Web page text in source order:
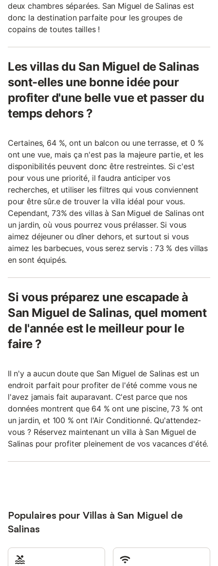
deux chambres séparées. San Miguel de Salinas est
donc la destination parfaite pour les groupes de
copains de toutes tailles !
Les villas du San Miguel de Salinas
sont-elles une bonne idée pour
profiter d'une belle vue et passer du
temps dehors ?
Certaines, 64 %, ont un balcon ou une terrasse, et 0 %
ont une vue, mais ça n'est pas la majeure partie, et les
disponibilités peuvent donc être restreintes. Si c'est
pour vous une priorité, il faudra anticiper vos
recherches, et utiliser les filtres qui vous conviennent
pour être sûr.e de trouver la villa idéal pour vous.
Cependant, 73% des villas à San Miguel de Salinas ont
un jardin, où vous pourrez vous prélasser. Si vous
aimez déjeuner ou dîner dehors, et surtout si vous
aimez les barbecues, vous serez servis : 73 % des villas
en sont équipés.
Si vous préparez une escapade à
San Miguel de Salinas, quel moment
de l'année est le meilleur pour le
faire ?
Il n'y a aucun doute que San Miguel de Salinas est un
endroit parfait pour profiter de l'été comme vous ne
l'avez jamais fait auparavant. C'est parce que nos
données montrent que 64 % ont une piscine, 73 % ont
un jardin, et 100 % ont l'Air Conditionné. Qu'attendez-
vous ? Réservez maintenant un villa à San Miguel de
Salinas pour profiter pleinement de vos vacances d'été.
Populaires pour Villas à San Miguel de
Salinas